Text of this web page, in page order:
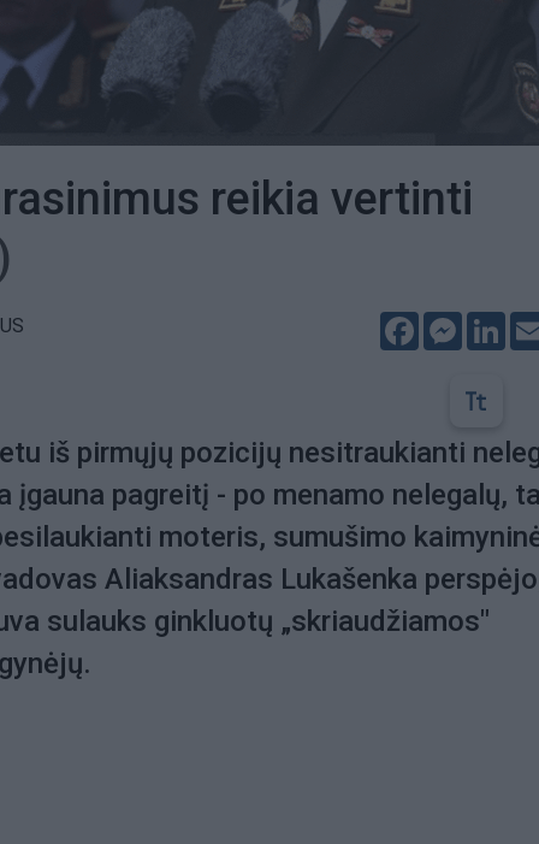
reikia vertinti
Facebook
iš pirmųjų pozicijų nesitraukianti
įgauna pagreitį - po menamo nelegalų,
moteris, sumušimo
Aliaksandras Lukašenka
sulauks ginkluotų „skriaudžiamos"